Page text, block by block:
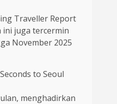
Traveller Report
ini juga tercermin
November 2025
to Seoul
menghadirkan